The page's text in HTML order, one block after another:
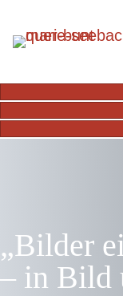
„Bilder
– in Bild